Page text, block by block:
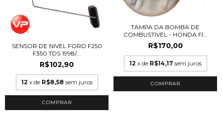
SENSOR DE NIVEL FORD F250
F350 TDS 1998/...
R$102,90
12 x de R$8,58 sem juros
TAMPA DA BOMBA DE
COMBUSTIVEL - HONDA FI...
R$170,00
12 x de R$14,17 sem juros